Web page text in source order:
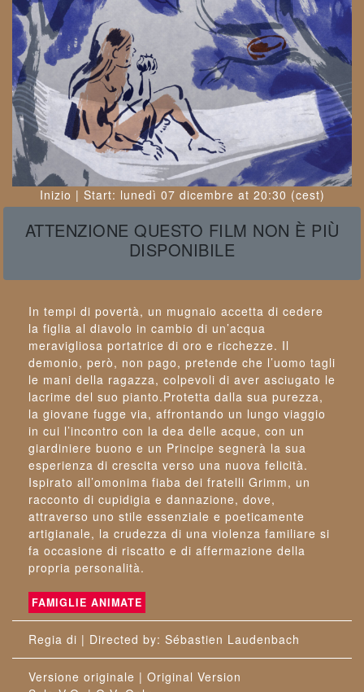
Inizio | Start: lunedì 07 dicembre at 20:30 (cest)
ATTENZIONE QUESTO FILM NON È PIÙ
DISPONIBILE
In tempi di povertà, un mugnaio accetta di cedere
la figlia al diavolo in cambio di un’acqua
meravigliosa portatrice di oro e ricchezze. Il
demonio, però, non pago, pretende che l’uomo tagli
le mani della ragazza, colpevoli di aver asciugato le
lacrime del suo pianto.Protetta dalla sua purezza,
la giovane fugge via, affrontando un lungo viaggio
in cui l’incontro con la dea delle acque, con un
giardiniere buono e un Principe segnerà la sua
esperienza di crescita verso una nuova felicità.
Ispirato all’omonima fiaba dei fratelli Grimm, un
racconto di cupidigia e dannazione, dove,
attraverso uno stile essenziale e poeticamente
artigianale, la crudezza di una violenza familiare si
fa occasione di riscatto e di affermazione della
propria personalità.
FAMIGLIE ANIMATE
: Sébastien Laudenbach